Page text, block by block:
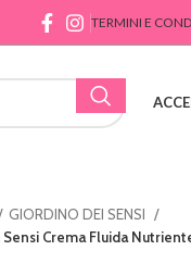
TERMINI E
GIORDINO DEI SENSI
Sensi Crema Fluida